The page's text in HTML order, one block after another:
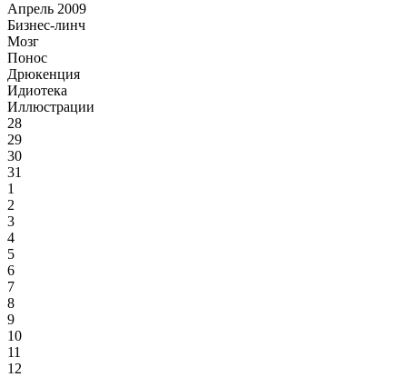
Апрель 2009
Бизнес-линч
Мозг
Понос
Дрюкенция
Идиотека
Иллюстрации
28
29
30
31
1
2
3
4
5
6
7
8
9
10
11
12